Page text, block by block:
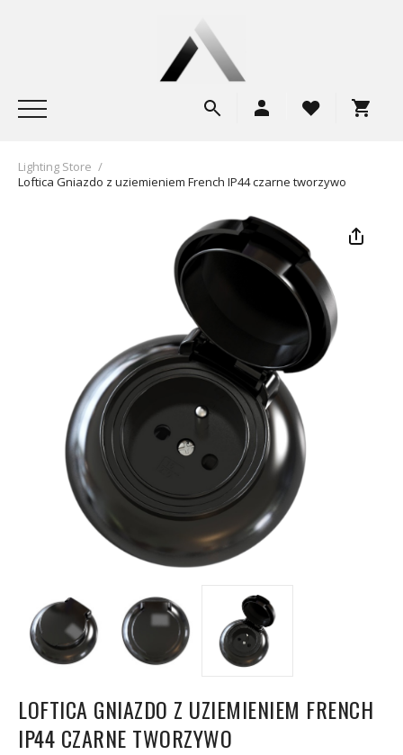
Lighting Store /
Loftica Gniazdo z uziemieniem French IP44 czarne tworzywo
LOFTICA GNIAZDO Z UZIEMIENIEM FRENCH
IP44 CZARNE TWORZYWO